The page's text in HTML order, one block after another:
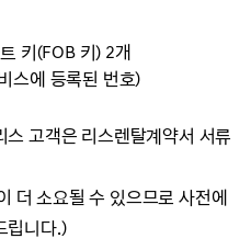
키(FOB 키) 2개
스에 등록된 번호)
고객은 리스렌탈계약서 서류
더 소요될 수 있으므로 사전에
립니다.)